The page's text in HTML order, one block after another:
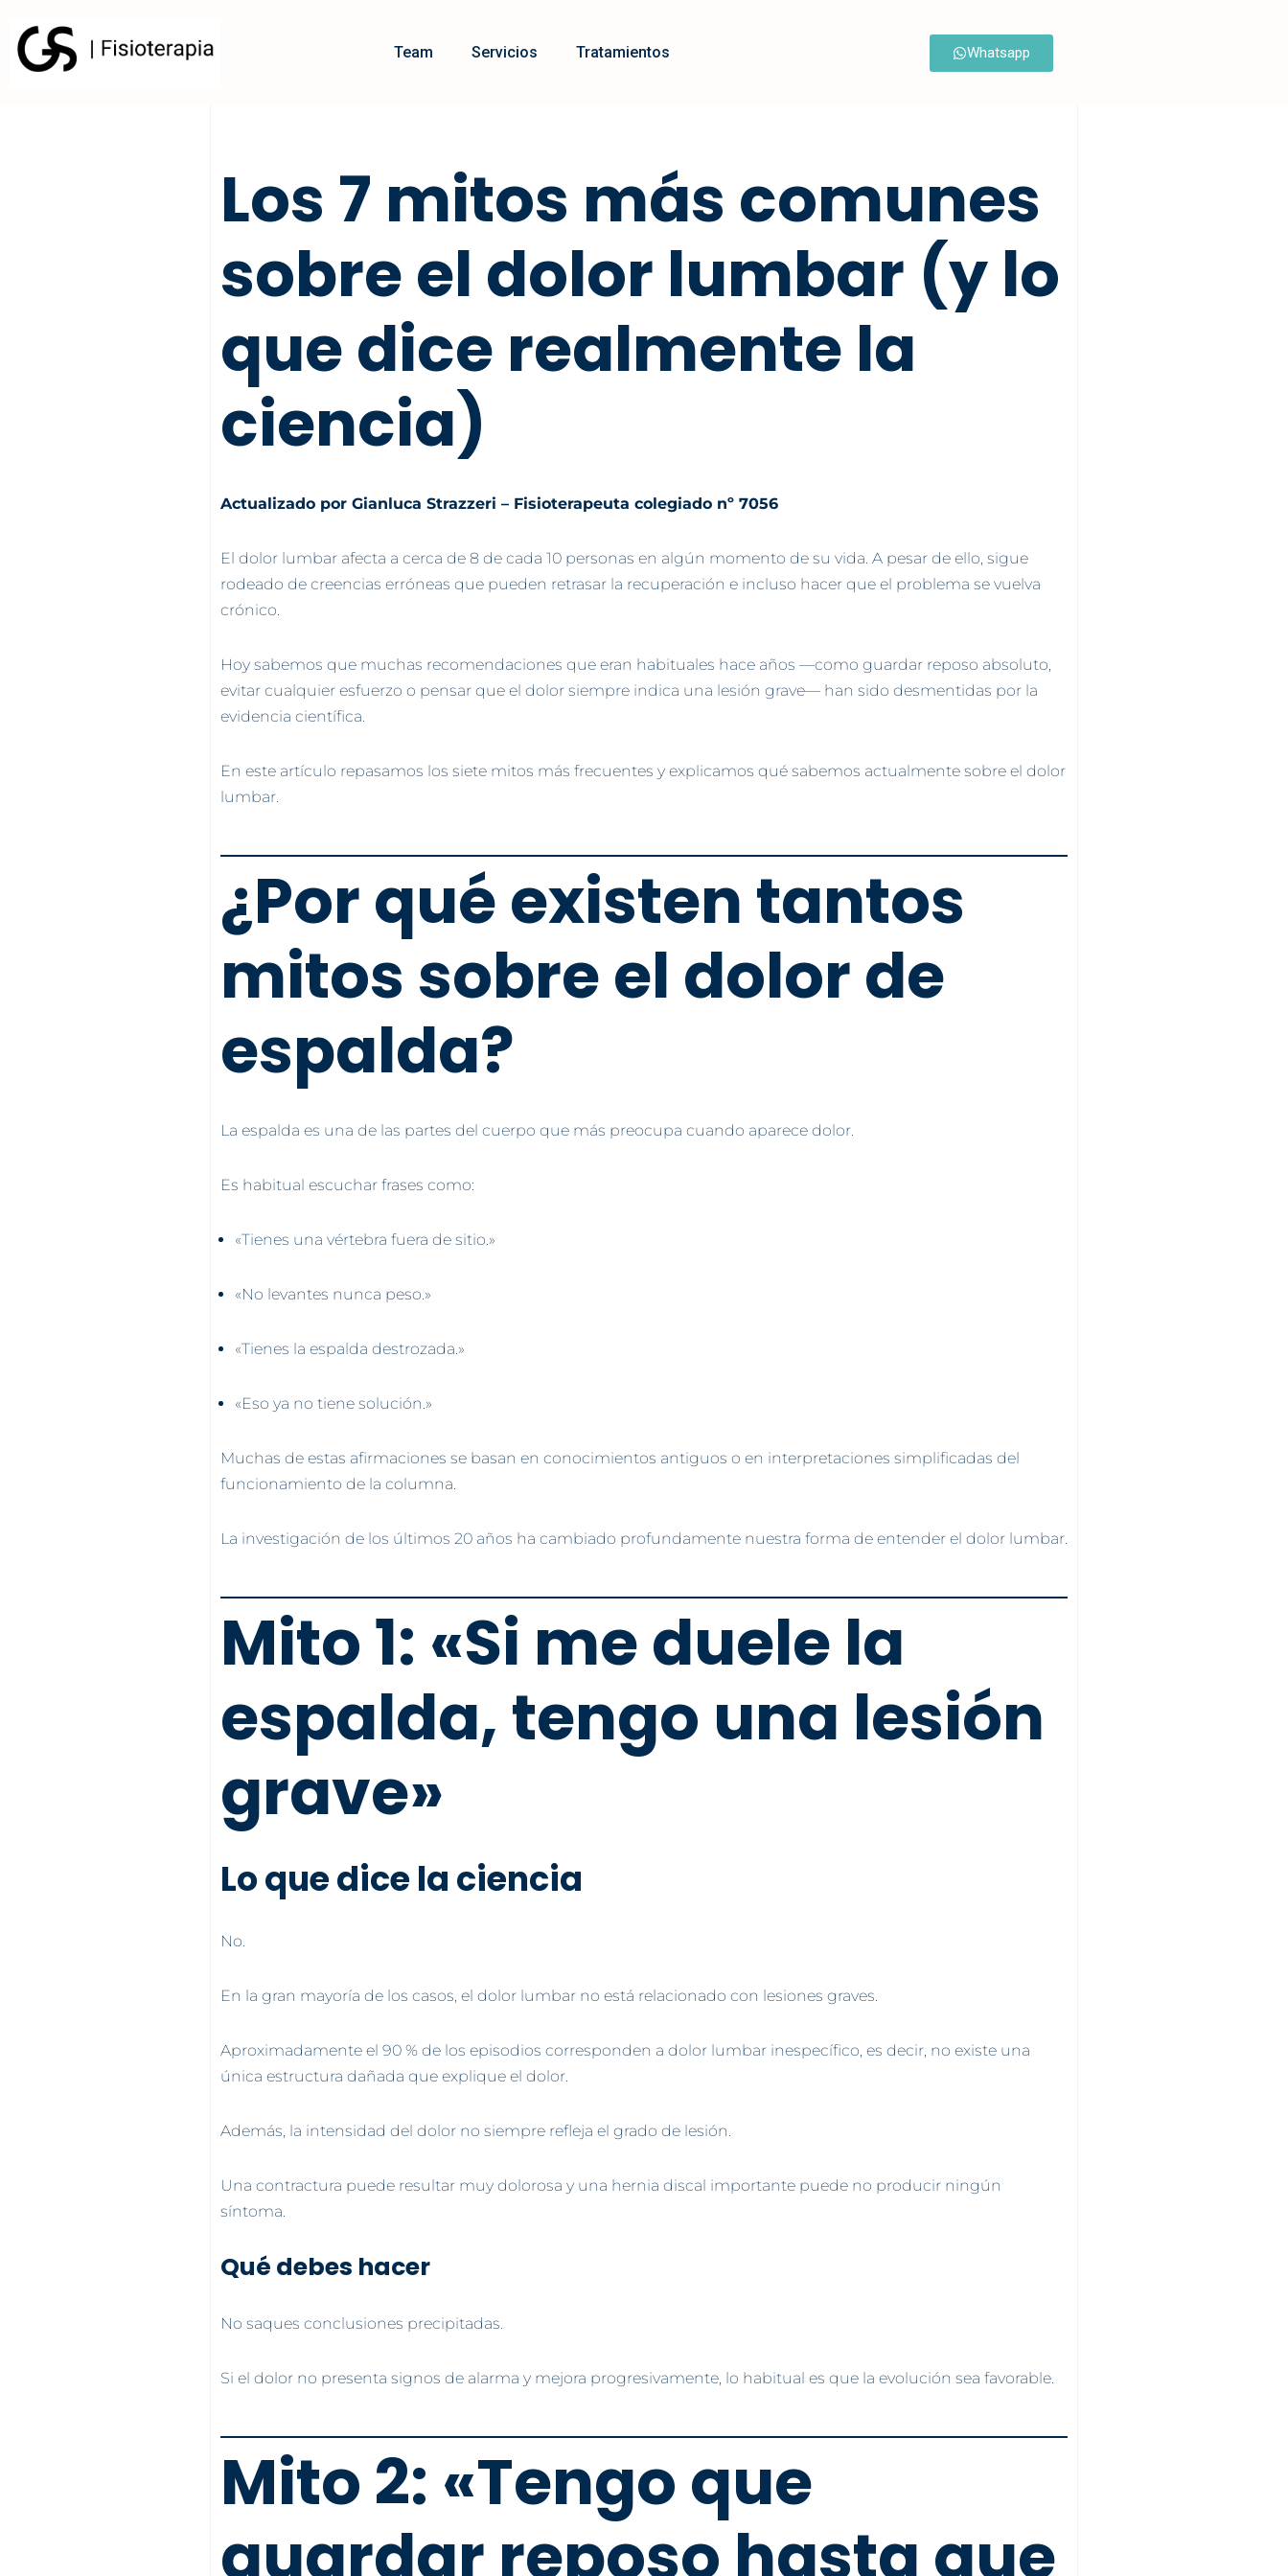
Saltar
Team Servicios Tratamientos Whatsapp
Los 7 mitos más comunes
sobre el dolor lumbar (y lo
que dice realmente la
ciencia)
Actualizado por Gianluca Strazzeri – Fisioterapeuta colegiado nº 7056
El dolor lumbar afecta a cerca de 8 de cada 10 personas en algún momento de su vida. A pesar de ello, sigue
rodeado de creencias erróneas que pueden retrasar la recuperación e incluso hacer que el problema se vuelva
crónico.
Hoy sabemos que muchas recomendaciones que eran habituales hace años —como guardar reposo absoluto,
evitar cualquier esfuerzo o pensar que el dolor siempre indica una lesión grave— han sido desmentidas por la
evidencia científica.
En este artículo repasamos los siete mitos más frecuentes y explicamos qué sabemos actualmente sobre el dolor
lumbar.
¿Por qué existen tantos
mitos sobre el dolor de
espalda?
La espalda es una de las partes del cuerpo que más preocupa cuando aparece dolor.
Es habitual escuchar frases como:
«Tienes una vértebra fuera de sitio.»
«No levantes nunca peso.»
«Tienes la espalda destrozada.»
«Eso ya no tiene solución.»
Muchas de estas afirmaciones se basan en conocimientos antiguos o en interpretaciones simplificadas del
funcionamiento de la columna.
La investigación de los últimos 20 años ha cambiado profundamente nuestra forma de entender el dolor lumbar.
Mito 1: «Si me duele la
espalda, tengo una lesión
grave»
Lo que dice la ciencia
No.
En la gran mayoría de los casos, el dolor lumbar no está relacionado con lesiones graves.
Aproximadamente el 90 % de los episodios corresponden a dolor lumbar inespecífico, es decir, no existe una
única estructura dañada que explique el dolor.
Además, la intensidad del dolor no siempre refleja el grado de lesión.
Una contractura puede resultar muy dolorosa y una hernia discal importante puede no producir ningún
síntoma.
Qué debes hacer
No saques conclusiones precipitadas.
Si el dolor no presenta signos de alarma y mejora progresivamente, lo habitual es que la evolución sea favorable.
Mito 2: «Tengo que
guardar reposo hasta que